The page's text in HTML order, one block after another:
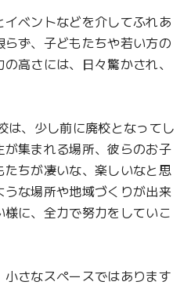
ベントなどを介してふれあ
ず、子どもたちや若い方の
高さには、日々驚かされ、
は、少し前に廃校となってし
集まれる場所、彼らのお子
ちが凄いな、楽しいなと思
な場所や地域づくりが出来
に、全力で努力をしていこ
さなスペースではあります